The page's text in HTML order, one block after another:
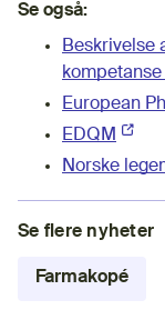
Se også:
Beskrivelse
European
EDQM
Norske
Se flere nyheter
Farmakopé